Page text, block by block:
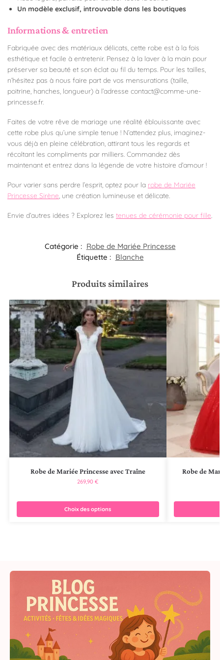
Un modèle exclusif, introuvable dans les boutiques
Informations & entretien
Fabriquée avec des matériaux délicats, cette robe est à la fois
esthétique et facile à entretenir. Pensez à la laver à la main pour
préserver sa beauté et son éclat au fil du temps. Pour les tailles,
n’hésitez pas à nous faire part de vos mensurations (taille,
poitrine, hanches, longueur) à l’adresse contact@comme-une-
princesse.fr.
Faites de votre rêve de mariage une réalité éblouissante avec
cette robe plus qu’une simple tenue ! N’attendez plus, imaginez-
vous déjà en pleine célébration, attirant tous les regards et
récoltant les compliments par milliers. Commandez dès
maintenant et entrez dans la légende de votre histoire d’amour !
Pour varier sans perdre l’esprit, optez pour la robe de Mariée
Princesse Sirène, une création lumineuse et délicate.
Envie d’autres idées ? Explorez les tenues de cérémonie pour fille.
Catégorie : Robe de Mariée Princesse
Étiquette : Blanche
Produits similaires
Robe de Mariée Princesse avec Traîne
269,90€
Choix des options
Robe de